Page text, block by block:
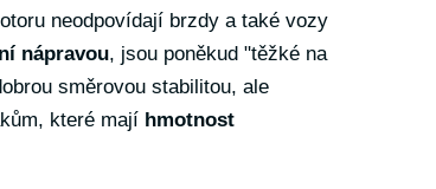
neodpovídají brzdy a také vozy
nápravou, jsou poněkud "těžké na
směrovou stabilitou, ale
které mají hmotnost